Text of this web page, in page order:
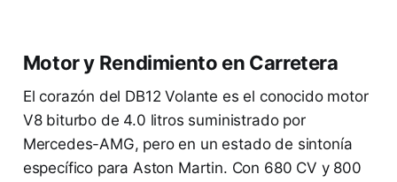
Motor y Rendimiento en Carretera
El corazón del DB12 Volante es el conocido motor
V8 biturbo de 4.0 litros suministrado por
Mercedes-AMG, pero en un estado de sintonía
específico para Aston Martin. Con 680 CV y 800